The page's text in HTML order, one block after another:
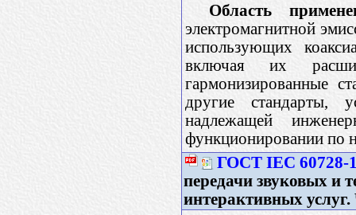
Область
электромагнитной
использующих
включая их
гармонизированные
другие стандарты,
надлежащей
функционировании по
ГОСТ IEC 60728-
передачи звуковых и
интерактивных услуг.